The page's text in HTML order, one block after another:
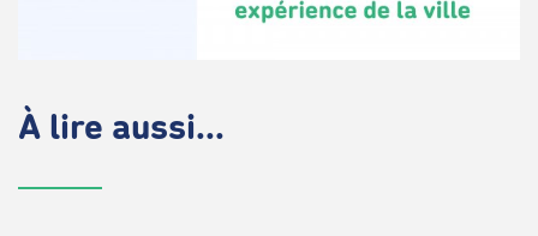
À lire aussi...